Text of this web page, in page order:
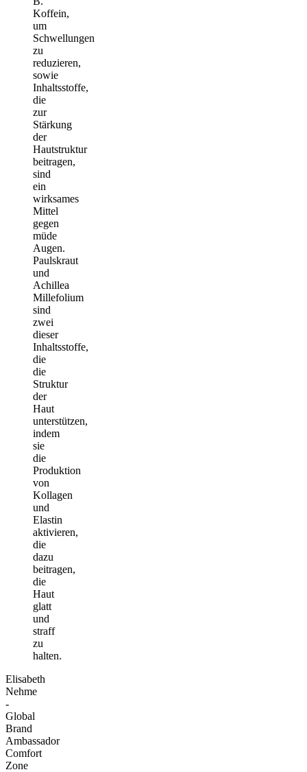
Koffein,
um
Schwellungen
zu
reduzieren,
sowie
Inhaltsstoffe,
die
zur
Stärkung
der
Hautstruktur
beitragen,
sind
ein
wirksames
Mittel
gegen
müde
Augen.
Paulskraut
und
Achillea
Millefolium
sind
zwei
dieser
Inhaltsstoffe,
die
die
Struktur
der
Haut
unterstützen,
indem
sie
die
Produktion
von
Kollagen
und
Elastin
aktivieren,
die
dazu
beitragen,
die
Haut
glatt
und
straff
zu
halten.
Elisabeth
Nehme
-
Global
Brand
Ambassador
Comfort
Zone